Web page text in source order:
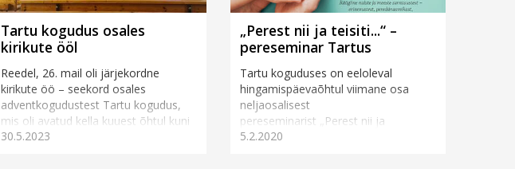
Tartu kogudus osales
kirikute ööl
Reedel, 26. mail oli järjekordne
kirikute öö – seekord osales
adventkogudustest Tartu kogudus,
mis oli avatud kella kuuest õhtul kuni
südaööni. Kirikute &oum...
30.5.2023
„Perest nii ja teisiti...“ –
pereseminar Tartus
Tartu koguduses on eeloleval
hingamispäevaõhtul viimane osa
neljaosalisest
pereseminarist „Perest nii ja
teisiti...“, mida korraldaja Anne
5.2.2020